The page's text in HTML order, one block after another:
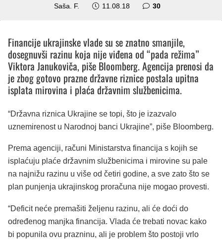
Saša. F. 11.08.18 30komentara
Financije ukrajinske vlade su se znatno smanjile,
dosegnuvši razinu koja nije viđena od “pada režima”
Viktora Janukoviča, piše Bloomberg. Agencija prenosi da
je zbog gotovo prazne državne riznice postala upitna
isplata mirovina i plaća državnim službenicima.
“Državna riznica Ukrajine se topi, što je izazvalo
uznemirenost u Narodnoj banci Ukrajine”, piše Bloomberg.
Prema agenciji, računi Ministarstva financija s kojih se
isplaćuju plaće državnim službenicima i mirovine su pale
na najnižu razinu u više od četiri godine, a sve zato što se
plan punjenja ukrajinskog proračuna nije mogao provesti.
“Deficit neće premašiti željenu razinu, ali će doći do
određenog manjka financija. Vlada će trebati novac kako
bi popunila ovu prazninu, ali je problem što postoji vrlo